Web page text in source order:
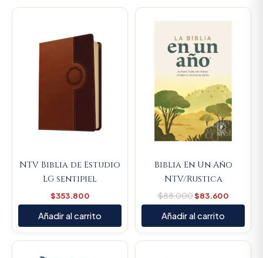
NTV Biblia de Estudio
LG sentipiel
$353.800
Añadir al carrito
Biblia En Un Año
NTV/Rustica
$88.000
$88.000.
$83.600
Current
Añadir al carrito
Current